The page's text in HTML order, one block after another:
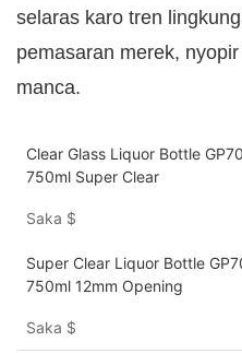
selaras karo tren
pemasaran merek,
manca.
Clear Glass Liquor Bottle
750ml Super Clear
Saka $
Super Clear Liquor Bottle
750ml 12mm Opening
Saka $